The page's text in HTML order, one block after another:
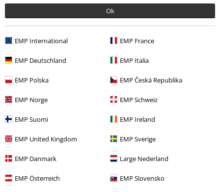
Ok
EMP International EMP France
EMP Deutschland EMP Italia
EMP Polska EMP Česká Republika
EMP Norge EMP Schweiz
EMP Suomi EMP Ireland
EMP United Kingdom EMP Sverige
EMP Danmark Large Nederland
EMP Österreich EMP Slovensko
Flere kategorier. Flere valgmuligheter.
Nyheter Husholdningsartikler
Tema
Tema
Klesmerker Kontorutstyr
Livsstil
Nyhetsbrev